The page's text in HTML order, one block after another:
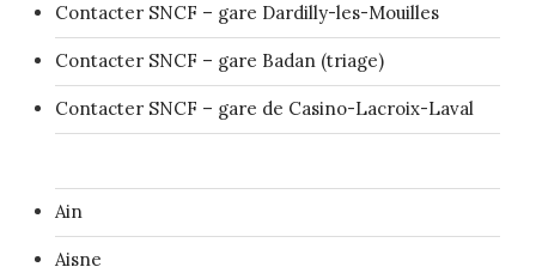
Contacter SNCF – gare Dardilly-les-Mouilles
Contacter SNCF – gare Badan (triage)
Contacter SNCF – gare de Casino-Lacroix-Laval
Ain
Aisne